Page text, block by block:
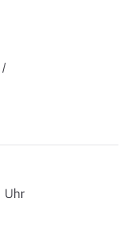
/
Uhr